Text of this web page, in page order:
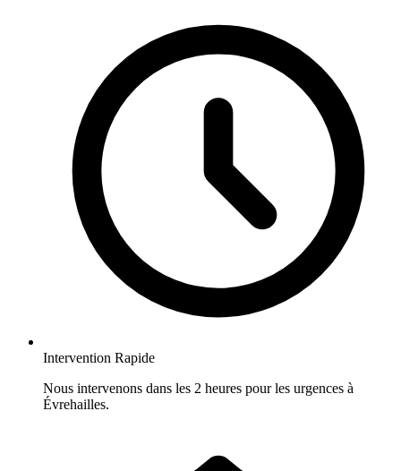
Intervention Rapide
Nous intervenons dans les 2 heures pour les urgences à
Évrehailles.